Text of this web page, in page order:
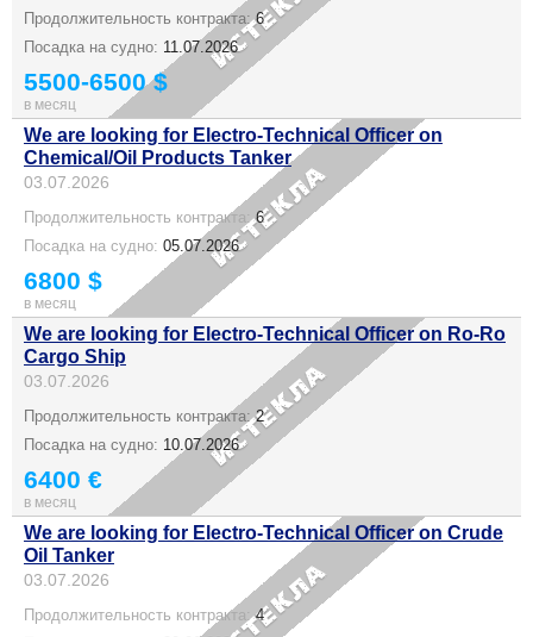
Продолжительность контракта:6
Посадка на судно: 11.07.2026
5500-6500 $
в месяц
We are looking for Electro-Technical Officer on
Chemical/Oil Products Tanker
03.07.2026
Продолжительность контракта:6
Посадка на судно: 05.07.2026
6800 $
в месяц
We are looking for Electro-Technical Officer on Ro-Ro
Cargo Ship
03.07.2026
Продолжительность контракта:2
Посадка на судно: 10.07.2026
6400 €
в месяц
We are looking for Electro-Technical Officer on Crude
Oil Tanker
03.07.2026
Продолжительность контракта:4